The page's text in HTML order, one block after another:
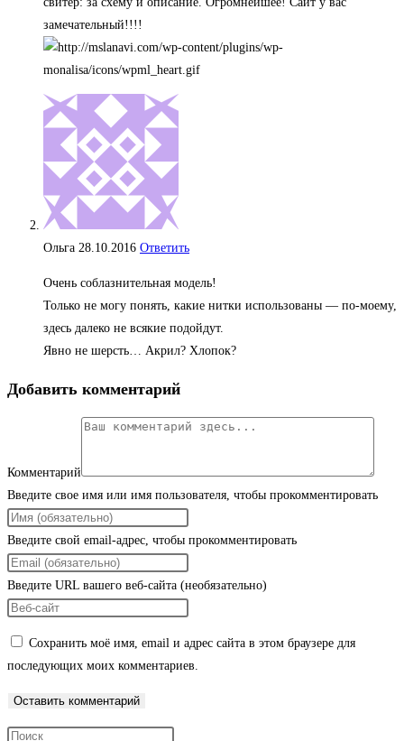
замечательный!!!!
Ольга 28.10.2016 Ответить
Очень соблазнительная модель!
Только не могу понять, какие нитки использованы — по-моему,
здесь далеко не всякие подойдут.
Явно не шерсть… Акрил? Хлопок?
Добавить комментарий
Комментарий
Введите свое имя или имя пользователя, чтобы прокомментировать
Введите свой email-адрес, чтобы прокомментировать
Введите URL вашего веб-сайта (необязательно)
Сохранить моё имя, email и адрес сайта в этом браузере для
последующих моих комментариев.